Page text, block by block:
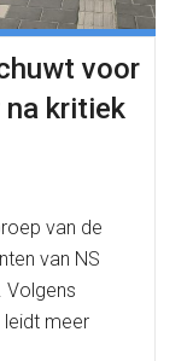
voor
kritiek
van de
van NS
Volgens
leidt meer